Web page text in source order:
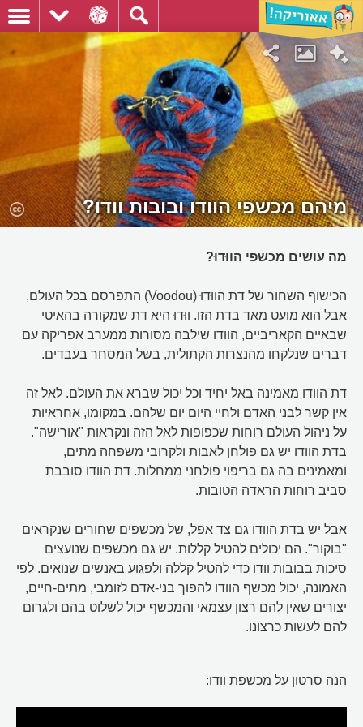
מיהם מכשפי הוודו ובובות וודו?
מה עושים מכשפי הווּדוּ?
הכישוף השחור של דת הווּדוּ (Voodou) התפרסם בכל העולם,
אבל הוא מועט מאד בדת הזו. ווּדוּ היא דת שמקורה בהאיטי
שבאיים הקאריביים, הוודו שילבה מסורות ממערב אפריקה עם
דברים שנלקחו מהנצרות הקתולית, בשל המסחר בעבדים.
דת הוודו מאמינה באל יחיד וכל יכול שברא את העולם. לאל זה
אין קשר לבני האדם ולחיי היום יום שלהם. במקומו, אחראיות
על ניהול העולם רוחות שכפופות לאל הזה ונקראות "אורישה".
בדת הוודו יש גם פולחן לאבות ולקרובי משפחה מתים,
ומאמינים בה גם בריפוי פולחני ממחלות. דת הוודו סובבת
סביב רוחות הראדה הטובות.
אבל יש בדת הוודו גם צד אפל, של מכשפים שחורים שנקראים
"בוקור". הם יכולים להטיל קללות. יש גם מכשפים שנועצים
סיכות בבובות וודו כדי להטיל קללה ולפגוע באנשים שנואים. לפי
האמונה, יכול מכשף הוודו להפוך בני-אדם לזומבי, מתים-חיים,
יצורים שאין להם רצון עצמאי והמכשף יכול לשלוט בהם ולגרום
להם לעשות כרצונו.
הנה סרטון על מכשפת וודו: